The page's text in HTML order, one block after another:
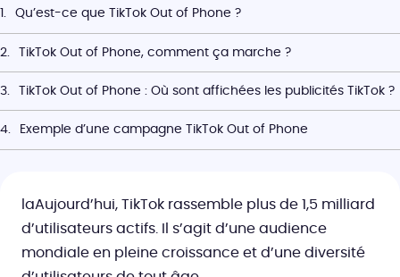
Qu’est-ce que TikTok Out of Phone ?
TikTok Out of Phone, comment ça marche ?
TikTok Out of Phone : Où sont affichées les publicités TikTok ?
Exemple d’une campagne TikTok Out of Phone
laAujourd’hui, TikTok rassemble plus de 1,5 milliard
d’utilisateurs actifs. Il s’agit d’une audience
mondiale en pleine croissance et d’une diversité